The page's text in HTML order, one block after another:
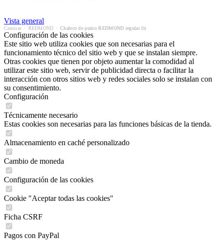
Vista general
Camisas REDMOND Chaleco de punto REDMOND regular fit
Configuración de las cookies
Este sitio web utiliza cookies que son necesarias para el
funcionamiento técnico del sitio web y que se instalan siempre.
Otras cookies que tienen por objeto aumentar la comodidad al
utilizar este sitio web, servir de publicidad directa o facilitar la
interacción con otros sitios web y redes sociales solo se instalan con
su consentimiento.
Configuración
Técnicamente necesario
Estas cookies son necesarias para las funciones básicas de la tienda.
Almacenamiento en caché personalizado
Cambio de moneda
Configuración de las cookies
Cookie "Aceptar todas las cookies"
Ficha CSRF
Pagos con PayPal